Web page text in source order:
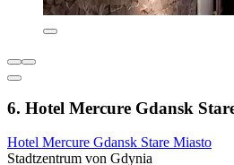
6. Hotel Mercure Gdansk
Hotel Mercure Gdansk Stare Miasto
Stadtzentrum von Gdynia